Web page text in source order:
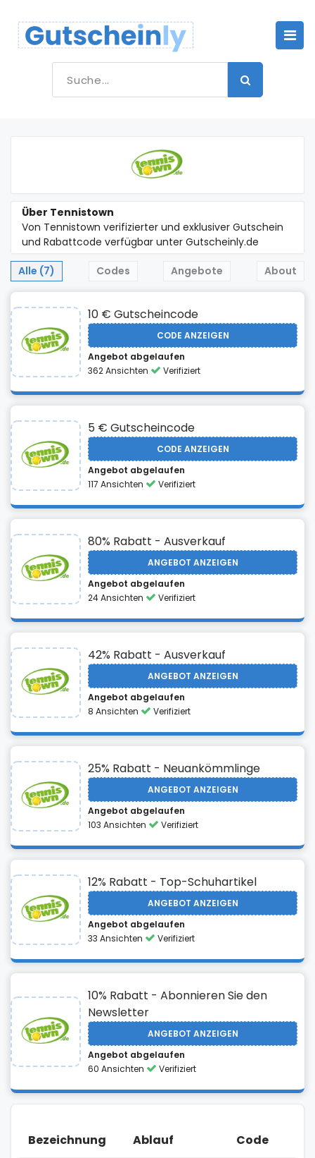
Über Tennistown
Von Tennistown verifizierter und exklusiver Gutschein
und Rabattcode verfügbar unter Gutscheinly.de
Alle (7) Codes Angebote About
10 € Gutscheincode
CODE ANZEIGEN
Angebot abgelaufen
362 Ansichten
Verifiziert
5 € Gutscheincode
CODE ANZEIGEN
Angebot abgelaufen
117 Ansichten
Verifiziert
80% Rabatt - Ausverkauf
ANGEBOT ANZEIGEN
Angebot abgelaufen
24 Ansichten
Verifiziert
42% Rabatt - Ausverkauf
ANGEBOT ANZEIGEN
Angebot abgelaufen
8 Ansichten
Verifiziert
25% Rabatt - Neuankömmlinge
ANGEBOT ANZEIGEN
Angebot abgelaufen
103 Ansichten
Verifiziert
12% Rabatt - Top-Schuhartikel
ANGEBOT ANZEIGEN
Angebot abgelaufen
33 Ansichten
Verifiziert
10% Rabatt - Abonnieren Sie den
Newsletter
ANGEBOT ANZEIGEN
Angebot abgelaufen
60 Ansichten
Verifiziert
Bezeichnung Ablauf Code